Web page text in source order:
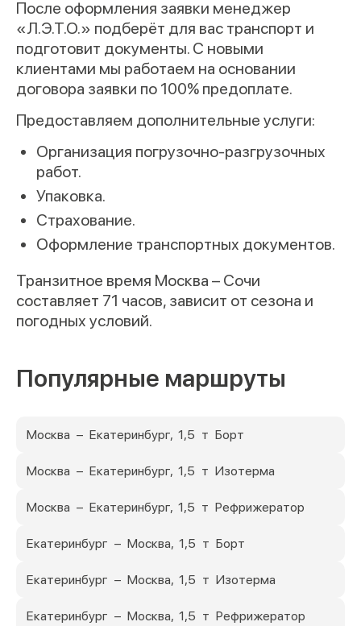
После оформления заявки менеджер
«Л.Э.Т.О.» подберёт для вас транспорт и
подготовит документы. С новыми
клиентами мы работаем на основании
договора заявки по 100% предоплате.
Предоставляем дополнительные услуги:
Организация погрузочно-разгрузочных
работ.
Упаковка.
Страхование.
Оформление транспортных документов.
Транзитное время Москва – Сочи
составляет 71 часов, зависит от сезона и
погодных условий.
Популярные маршруты
Москва – Екатеринбург, 1,5 т Борт
Москва – Екатеринбург, 1,5 т Изотерма
Москва – Екатеринбург, 1,5 т Рефрижератор
Екатеринбург – Москва, 1,5 т Борт
Екатеринбург – Москва, 1,5 т Изотерма
Екатеринбург – Москва, 1,5 т Рефрижератор